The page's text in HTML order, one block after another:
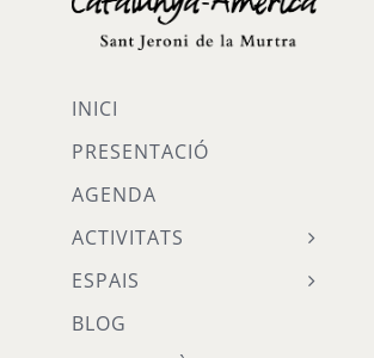
INICI
PRESENTACIÓ
AGENDA
ACTIVITATS
ESPAIS
BLOG